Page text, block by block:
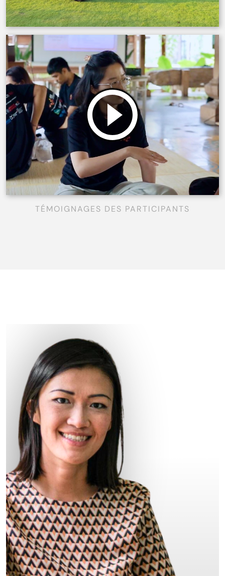
TÉMOIGNAGES DES PARTICIPANTS